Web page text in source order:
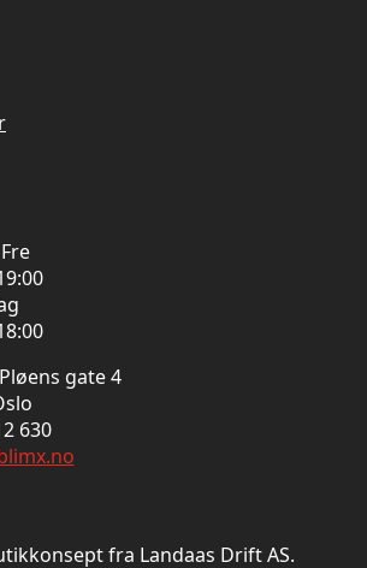
gate 4
630
fra Landaas Drift AS.